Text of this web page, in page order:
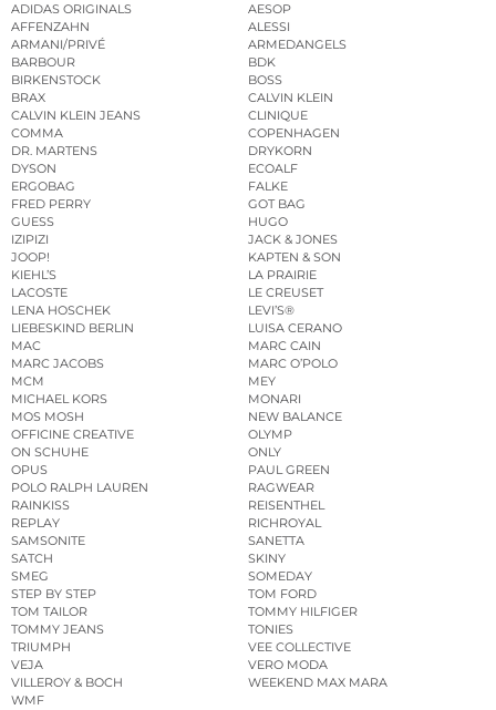
ADIDAS ORIGINALS
AESOP
AFFENZAHN
ALESSI
ARMANI/PRIVÉ
ARMEDANGELS
BARBOUR
BDK
BIRKENSTOCK
BOSS
BRAX
CALVIN KLEIN
CALVIN KLEIN JEANS
CLINIQUE
COMMA
COPENHAGEN
DR. MARTENS
DRYKORN
DYSON
ECOALF
ERGOBAG
FALKE
FRED PERRY
GOT BAG
GUESS
HUGO
IZIPIZI
JACK & JONES
JOOP!
KAPTEN & SON
KIEHL’S
LA PRAIRIE
LACOSTE
LE CREUSET
LENA HOSCHEK
LEVI’S®
LIEBESKIND BERLIN
LUISA CERANO
MAC
MARC CAIN
MARC JACOBS
MARC O’POLO
MCM
MEY
MICHAEL KORS
MONARI
MOS MOSH
NEW BALANCE
OFFICINE CREATIVE
OLYMP
ON SCHUHE
ONLY
OPUS
PAUL GREEN
POLO RALPH LAUREN
RAGWEAR
RAINKISS
REISENTHEL
REPLAY
RICHROYAL
SAMSONITE
SANETTA
SATCH
SKINY
SMEG
SOMEDAY
STEP BY STEP
TOM FORD
TOM TAILOR
TOMMY HILFIGER
TOMMY JEANS
TONIES
TRIUMPH
VEE COLLECTIVE
VEJA
VERO MODA
VILLEROY & BOCH
WEEKEND MAX MARA
WMF